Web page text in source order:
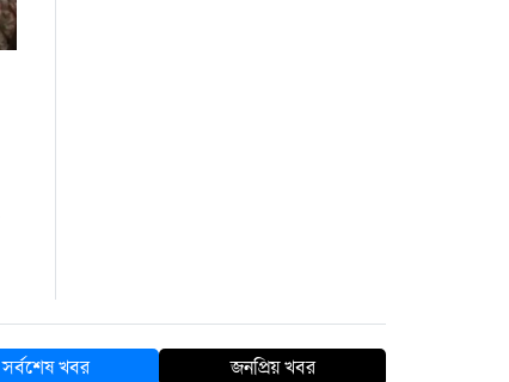
সর্বশেষ খবর
জনপ্রিয় খবর